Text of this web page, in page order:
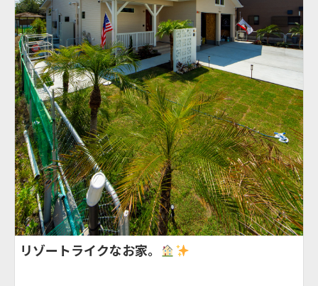
リゾートライクなお家。